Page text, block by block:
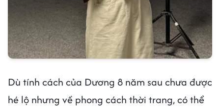
Dù tính cách của Dương 8 năm sau chưa được
hé lộ nhưng về phong cách thời trang, có thể